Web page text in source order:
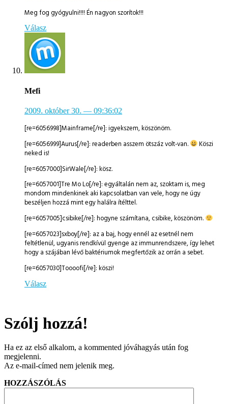
Meg fog gyógyulni!!!! Én nagyon szorítok!!!
Válasz
Mefi
2009. október 30. — 09:36:02
[re=6056998]Mainframe[/re]: igyekszem, köszönöm.
[re=6056999]Aurus[/re]: readerben asszem ötszáz volt-van.
Köszi
neked is!
[re=6057000]SirWale[/re]: kösz.
[re=6057001]Tre Mo Lo[/re]: egyáltalán nem az, szoktam is, meg
mondom mindenkinek aki kapcsolatban van vele, hogy ne úgy
beszéljen hozzá mint egy halálra ítélttel.
[re=6057005]csibike[/re]: hogyne számítana, csibike, köszönöm.
[re=6057023]sxboy[/re]: az a baj, hogy ennél az esetnél nem
feltétlenül, ugyanis rendkívül gyenge az immunrendszere, így lehet
hogy a szájában lévő baktériumok megfertőzik az orrán a sebet.
[re=6057030]Toooofi[/re]: köszi!
Válasz
Szólj hozzá!
Ha ez az első alkalom, a kommented jóváhagyás után fog
megjelenni.
Az e-mail-címed nem jelenik meg.
HOZZÁSZÓLÁS